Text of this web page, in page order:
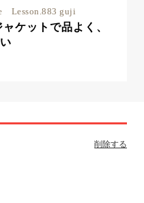
Lesson.883 guji
ケットで品よく、
削除する